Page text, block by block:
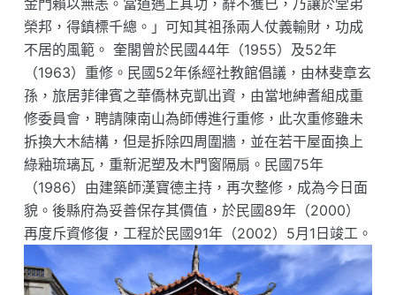
榮邦，得鎮標千總。」可知其祖孫兩人仗義輸財，功成
不居的風範。 奎閣曾於民國44年（1955）及52年
（1963）重修。民國52年係經社教館倡議，由林斐章玄
孫，旅居菲律賓之華僑林克凱出資，由當地紳耆組成重
修委員會，聘請陳南山為師傅進行重修，此次重修雖未
拆換大木結構，但是拆除四周圍牆，並在若干屋面換上
綠釉琉璃瓦，重新泥塑及木門窗隔扇。民國75年
（1986）由建築師漢寶德主持，再次整修，成為今日面
貌。後縣府為妥善保存其價值，於民國89年（2000）
再度斥資修復，工程於民國91年（2002）5月1日竣工。